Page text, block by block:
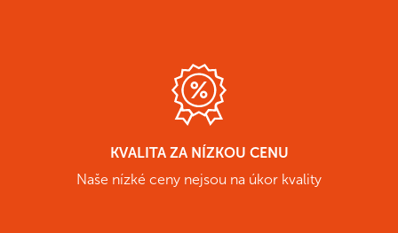
KVALITA ZA NÍZKOU CENU
Naše nízké ceny nejsou na úkor kvality